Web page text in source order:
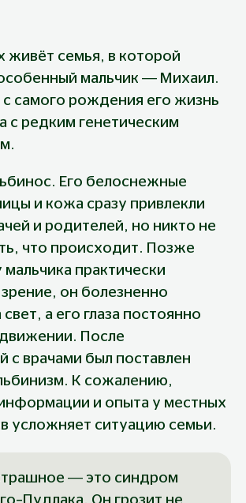
живёт семья, в которой
мальчик — Михаил.
с самого рождения его жизнь
с редким генетическим
Его белоснежные
и кожа сразу привлекли
и родителей, но никто не
что происходит. Позже
мальчика практически
он болезненно
а его глаза постоянно
После
с врачами был поставлен
К сожалению,
и опыта у местных
усложняет ситуацию семьи.
— это синдром